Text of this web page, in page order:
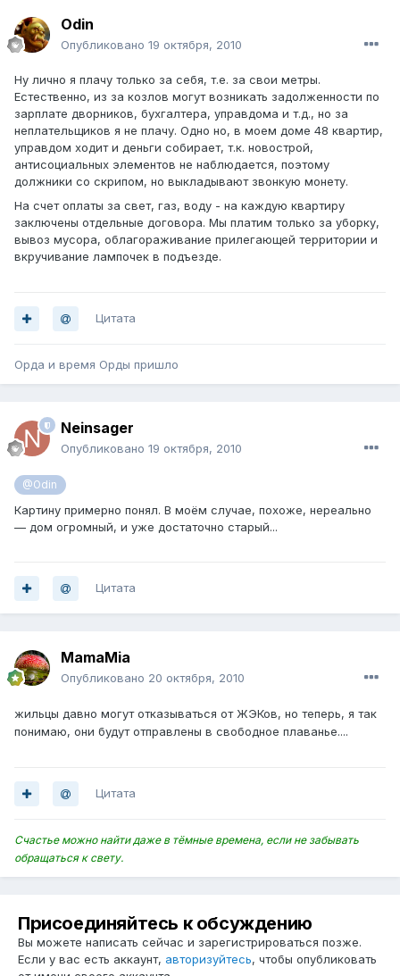
Odin
Опубликовано 19 октября, 2010
Ну лично я плачу только за себя, т.е. за свои метры.
Естественно, из за козлов могут возникать задолженности по
зарплате дворников, бухгалтера, управдома и т.д., но за
неплательщиков я не плачу. Одно но, в моем доме 48 квартир,
управдом ходит и деньги собирает, т.к. новострой,
антисоциальных элементов не наблюдается, поэтому
должники со скрипом, но выкладывают звонкую монету.
На счет оплаты за свет, газ, воду - на каждую квартиру
заключены отдельные договора. Мы платим только за уборку,
вывоз мусора, облагораживание прилегающей территории и
вкручивание лампочек в подъезде.
Цитата
Орда и время Орды пришло
Neinsager
Опубликовано 19 октября, 2010
@Odin
Картину примерно понял. В моём случае, похоже, нереально
— дом огромный, и уже достаточно старый...
Цитата
MamaMia
Опубликовано 20 октября, 2010
жильцы давно могут отказываться от ЖЭКов, но теперь, я так
понимаю, они будут отправлены в свободное плаванье....
Цитата
Счастье можно найти даже в тёмные времена, если не забывать
обращаться к свету.
Присоединяйтесь к обсуждению
Вы можете написать сейчас и зарегистрироваться позже.
Если у вас есть аккаунт, авторизуйтесь, чтобы опубликовать